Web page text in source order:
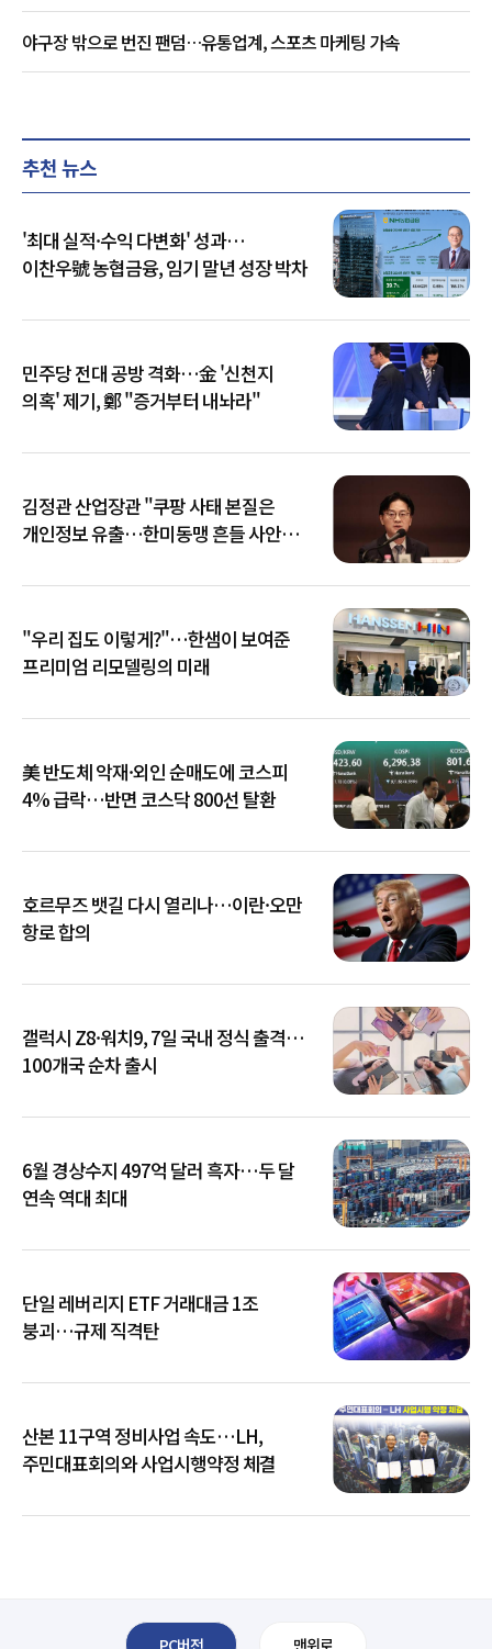
야구장 밖으로 번진 팬덤…유통업계, 스포츠 마케팅 가속
추천 뉴스
'최대 실적·수익 다변화' 성과…
이찬우號 농협금융, 임기 말년 성장 박차
민주당 전대 공방 격화…金 '신천지
의혹' 제기, 鄭 "증거부터 내놔라"
김정관 산업장관 "쿠팡 사태 본질은
개인정보 유출…한미동맹 흔들 사안
"우리 집도 이렇게?"…한샘이 보여준
프리미엄 리모델링의 미래
美 반도체 악재·외인 순매도에 코스피
4% 급락…반면 코스닥 800선 탈환
호르무즈 뱃길 다시 열리나…이란·오만
항로 합의
갤럭시 Z8·워치9, 7일 국내 정식 출격…
100개국 순차 출시
6월 경상수지 497억 달러 흑자…두 달
연속 역대 최대
단일 레버리지 ETF 거래대금 1조
붕괴…규제 직격탄
산본 11구역 정비사업 속도…LH,
주민대표회의와 사업시행약정 체결
PC버전 맨위로